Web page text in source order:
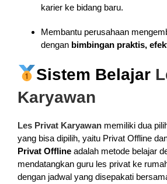
karier ke bidang baru.
Membantu perusahaan
dengan bimbingan praktis,
Sistem Belajar
Karyawan
Les Privat Karyawanmemiliki dua
yang bisa dipilih, yaitu Privat Offline
Privat Offlineadalah metode belajar
mendatangkan guru les privat ke
dengan jadwal yang disepakati